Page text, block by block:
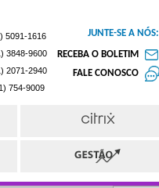
5091-1616
3848-9600
2071-2940
754-9009
JUNTE-SE A NÓS:
RECEBA O BOLETIM
FALE CONOSCO